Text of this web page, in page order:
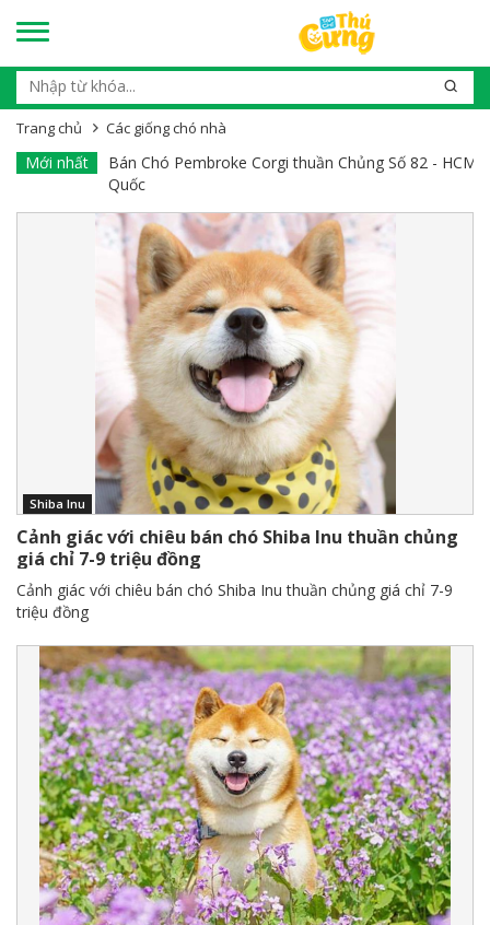
Trang chủ Các giống chó nhà
Mới nhất
Toàn
Bán Chó Pembroke Corgi thuần Chủng Số 81 - HCM
Quốc
Shiba Inu
Cảnh giác với chiêu bán chó Shiba Inu thuần chủng
giá chỉ 7-9 triệu đồng
Cảnh giác với chiêu bán chó Shiba Inu thuần chủng giá chỉ 7-9
triệu đồng